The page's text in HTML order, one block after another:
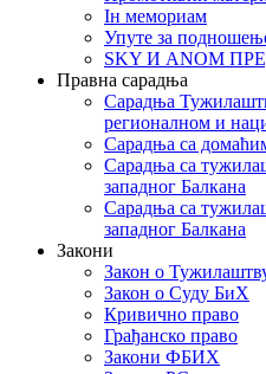
Iн мемориам
Упуте за
SKY И ANOM
Правна сарадња
Сарадња
регионалном и
Сарадња са
Сарадња са
западног Балкана
Сарадња са
западног Балкана
Закони
Закон о
Закон о Суду БиХ
Кривично право
Грађанско право
Закони ФБИХ